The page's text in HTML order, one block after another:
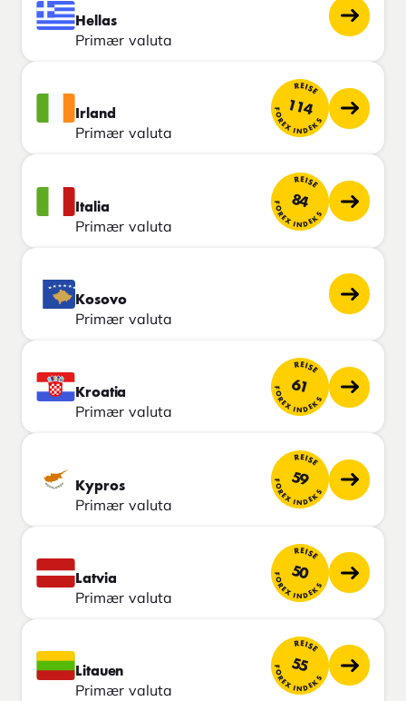
Hellas
Primær valuta
Irland
Primær valuta
REISE
114
FOREX INDEKS
Italia
Primær valuta
REISE
84
FOREX INDEKS
Kosovo
Primær valuta
Kroatia
Primær valuta
REISE
61
FOREX INDEKS
Kypros
Primær valuta
REISE
59
FOREX INDEKS
Latvia
Primær valuta
REISE
50
FOREX INDEKS
Litauen
Primær valuta
REISE
55
FOREX INDEKS